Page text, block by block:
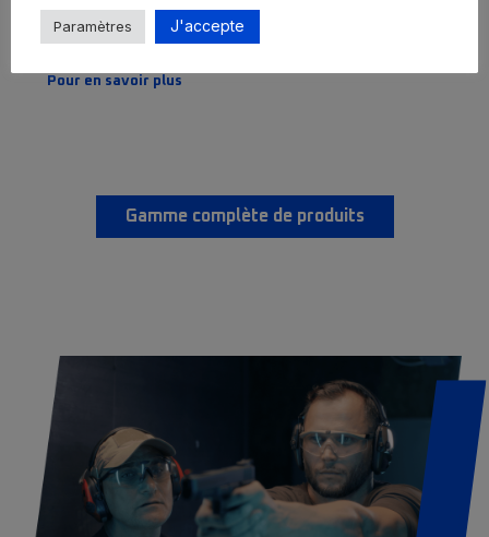
à utiliser…
Pour en savoir plus
Gamme complète de produits
Paramètres J'accepte